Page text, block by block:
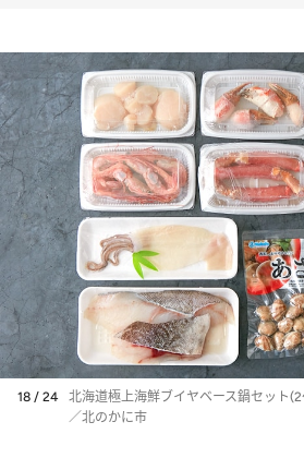
18 / 24
北海道極上海鮮ブイヤベース鍋セット
／北のかに市